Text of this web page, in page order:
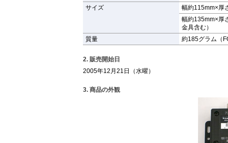
サイズ
幅約115mm×厚
幅約135mm×厚
金具含む）
質量
約185グラム（
2. 販売開始日
2005年12月21日（水曜）
3. 商品の外観